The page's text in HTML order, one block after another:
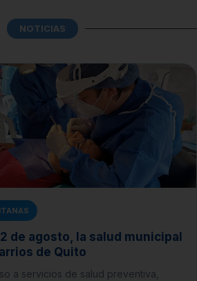
NOTICIAS
de agosto, la salud municipal
de Quito
a servicios de salud preventiva,